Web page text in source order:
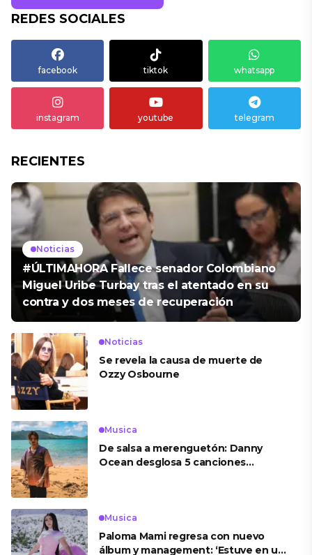
REDES SOCIALES
facebook tiktok whatsapp
instagram youtube telegram
RECIENTES
Noticias
#ÚLTIMAHORA Fallece senador Colombiano
Miguel Uribe Turbay tras el atentado en su
contra y dos meses de recuperación
Noticias
Se revela la causa de muerte de
Ozzy Osbourne
Musica
De salsa a merenguetón: Danny
Ocean desglosa 5 canciones
Musica
Paloma Mami regresa con nuevo
álbum y management: ‘Estuve en un